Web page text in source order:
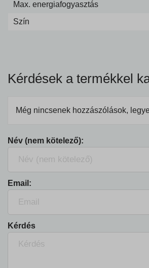
Max. energiafogyasztás
Szín
Kérdések a termékkel
Még nincsenek hozzászólások,
Név (nem kötelező):
Email:
Kérdés